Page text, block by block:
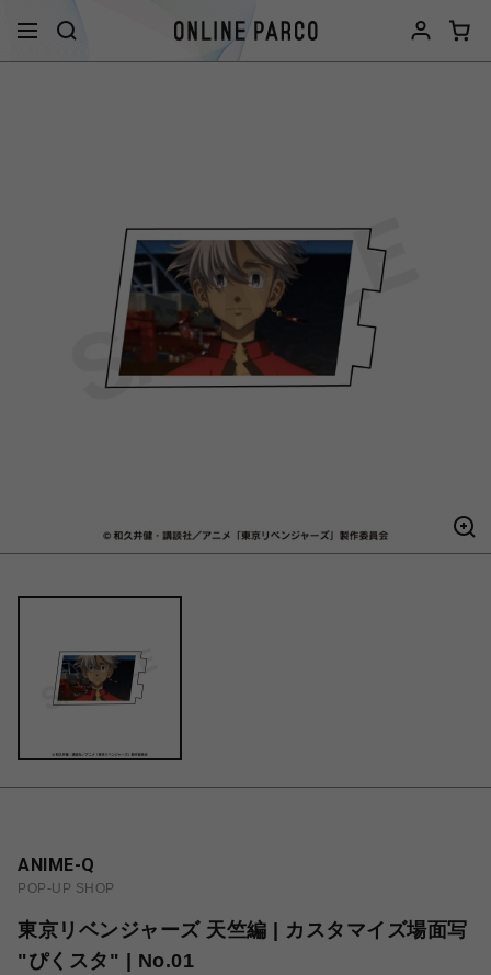
ANIME-Q
POP-UP SHOP
東京リベンジャーズ 天竺編 | カスタマイズ場面写
"ぴくスタ" | No.01